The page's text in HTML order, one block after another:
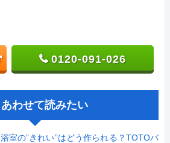
0120-091-026
あわせて読みたい
浴室の”きれい”はどう作られる？TOTOバ